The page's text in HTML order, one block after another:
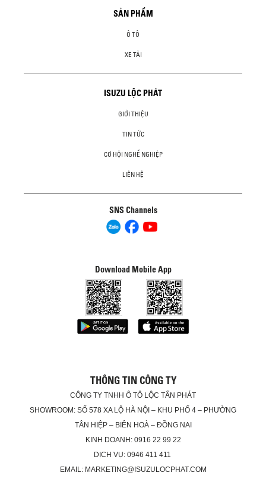
SẢN PHẨM
Ô TÔ
XE TẢI
ISUZU LỘC PHÁT
GIỚI THIỆU
TIN TỨC
CƠ HỘI NGHỀ NGHIỆP
LIÊN HỆ
SNS Channels
Download Mobile App
THÔNG TIN CÔNG TY
CÔNG TY TNHH Ô TÔ LỘC TẤN PHÁT
SHOWROOM: SỐ 578 XA LỘ HÀ NỘI – KHU PHỐ 4 – PHƯỜNG
TÂN HIỆP – BIÊN HOÀ – ĐỒNG NAI
KINH DOANH: 0916 22 99 22
DỊCH VỤ: 0946 411 411
EMAIL: MARKETING@ISUZULOCPHAT.COM